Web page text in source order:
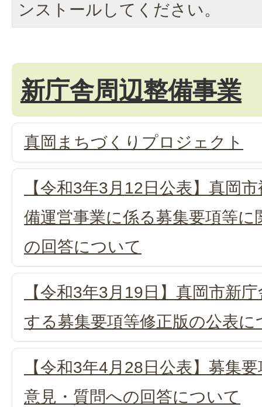
ンストールしてください。
新庁舎周辺整備事業
真岡まちづくりプロジェクト
【令和3年3月12日公表】真岡
備運営事業に係る募集要項等
の回答について
【令和3年3月19日】真岡市新
する募集要項等修正版の公表に
【令和3年4月28日公表】募集
意見・質問への回答について